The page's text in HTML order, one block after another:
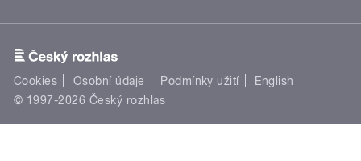
Cookies Osobní údaje Podmínky užití
English
© 1997-2026 Český rozhlas